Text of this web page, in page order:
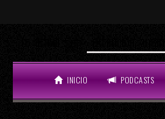
LO ÚLTIMO ¡Atención,
INICIO PODCASTS